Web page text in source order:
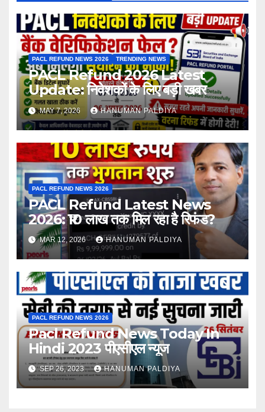
PACL REFUND NEWS 2026 TRENDING NEWS
PACL Refund 2026 Latest
Update: निवेशकों के लिए बड़ी खबर
MAY 7, 2026 HANUMAN PALDIYA
PACL REFUND NEWS 2026
PACL Refund Latest News
2026: ₹10 लाख तक मिल रहा है रिफंड?
MAR 12, 2026 HANUMAN PALDIYA
PACL REFUND NEWS 2026
Pacl Refund News Today In
Hindi 2023 पीएसीएल न्यूज
SEP 26, 2023 HANUMAN PALDIYA